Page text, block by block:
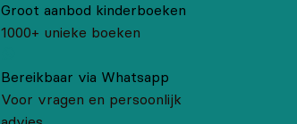
Groot aanbod kinderboeken
1000+ unieke boeken
Bereikbaar via Whatsapp
Voor vragen en persoonlijk